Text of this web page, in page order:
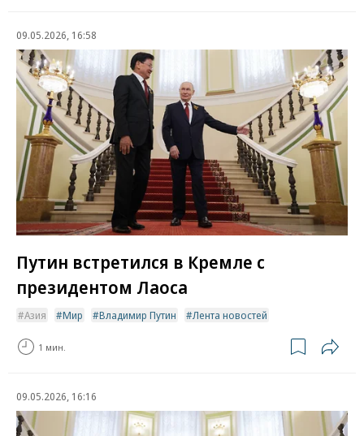
09.05.2026, 16:58
Путин встретился в Кремле с
президентом Лаоса
Азия Мир Владимир Путин Лента новостей
1 мин.
09.05.2026, 16:16